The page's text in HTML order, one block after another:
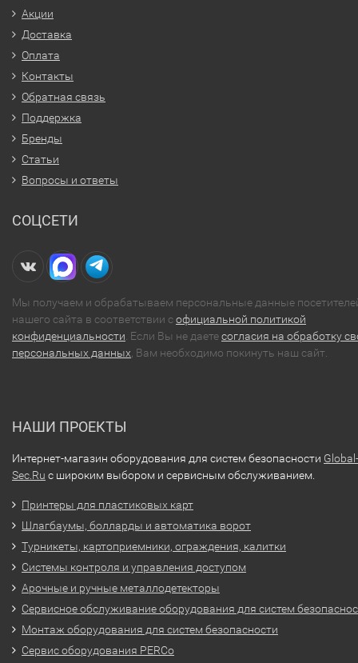
Акции
Доставка
Оплата
Контакты
Обратная связь
Поддержка
Бренды
Статьи
Вопросы и ответы
СОЦСЕТИ
Мы получаем и обрабатываем персональные данные
нашего сайта в соответствии софициальной политикой
конфиденциальности . Если Вы не даетесогласия на обработку
персональных данных , Вам необходимо покинуть наш сайт.
НАШИ ПРОЕКТЫ
Интернет-магазин оборудования для систем безопасности Global-
Sec.Ru с широким выбором и сервисным обслуживанием.
Принтеры для пластиковых карт
Шлагбаумы, болларды и автоматика ворот
Турникеты, картоприемники, ограждения, калитки
Системы контроля и управления доступом
Арочные и ручные металлодетекторы
Сервисное обслуживание оборудования для систем
Монтаж оборудования для систем безопасности
Сервис оборудования PERCo